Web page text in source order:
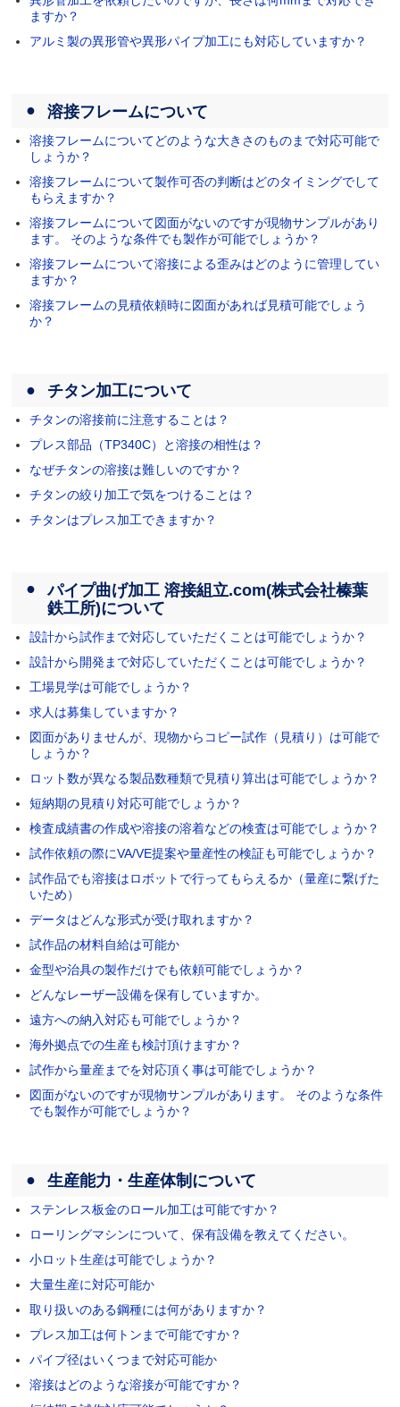
ますか？
アルミ製の異形管や異形パイプ加工にも対応していますか？
溶接フレームについて
溶接フレームについてどのような大きさのものまで対応可能で
しょうか？
溶接フレームについて製作可否の判断はどのタイミングでして
もらえますか？
溶接フレームについて図面がないのですが現物サンプルがあり
ます。 そのような条件でも製作が可能でしょうか？
溶接フレームについて溶接による歪みはどのように管理してい
ますか？
溶接フレームの見積依頼時に図面があれば見積可能でしょう
か？
チタン加工について
チタンの溶接前に注意することは？
プレス部品（TP340C）と溶接の相性は？
なぜチタンの溶接は難しいのですか？
チタンの絞り加工で気をつけることは？
チタンはプレス加工できますか？
パイプ曲げ加工 溶接組立.com(株式会社榛葉
鉄工所)について
設計から試作まで対応していただくことは可能でしょうか？
設計から開発まで対応していただくことは可能でしょうか？
工場見学は可能でしょうか？
求人は募集していますか？
図面がありませんが、現物からコピー試作（見積り）は可能で
しょうか？
ロット数が異なる製品数種類で見積り算出は可能でしょうか？
短納期の見積り対応可能でしょうか？
検査成績書の作成や溶接の溶着などの検査は可能でしょうか？
試作依頼の際にVA/VE提案や量産性の検証も可能でしょうか？
試作品でも溶接はロボットで行ってもらえるか（量産に繋げた
いため）
データはどんな形式が受け取れますか？
試作品の材料自給は可能か
金型や治具の製作だけでも依頼可能でしょうか？
どんなレーザー設備を保有していますか。
遠方への納入対応も可能でしょうか？
海外拠点での生産も検討頂けますか？
試作から量産までを対応頂く事は可能でしょうか？
図面がないのですが現物サンプルがあります。 そのような条件
でも製作が可能でしょうか？
生産能力・生産体制について
ステンレス板金のロール加工は可能ですか？
ローリングマシンについて、保有設備を教えてください。
小ロット生産は可能でしょうか？
大量生産に対応可能か
取り扱いのある鋼種には何がありますか？
プレス加工は何トンまで可能ですか？
パイプ径はいくつまで対応可能か
溶接はどのような溶接が可能ですか？